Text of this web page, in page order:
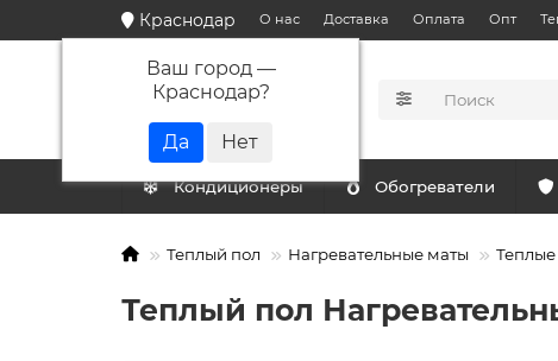
Краснодар
Ваш город —
Краснодар?
О нас Доставка Оплата Опт
КАТАЛОГ
Кондиционеры Обогреватели
Теплый пол Нагревательные маты
Теплый пол